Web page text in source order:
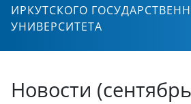
ИРКУТСКОГО
УНИВЕРСИТЕТА
Новости